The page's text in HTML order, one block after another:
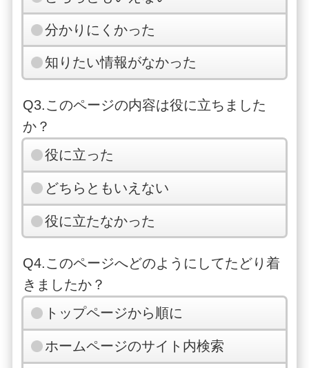
分かりにくかった
知りたい情報がなかった
Q3.このページの内容は役に立ちました
か？
役に立った
どちらともいえない
役に立たなかった
Q4.このページへどのようにしてたどり着
きましたか？
トップページから順に
ホームページのサイト内検索